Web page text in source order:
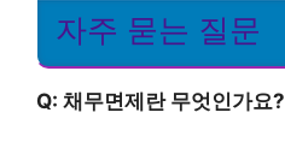
자주 묻는 질문
Q: 채무면제란 무엇인가요?